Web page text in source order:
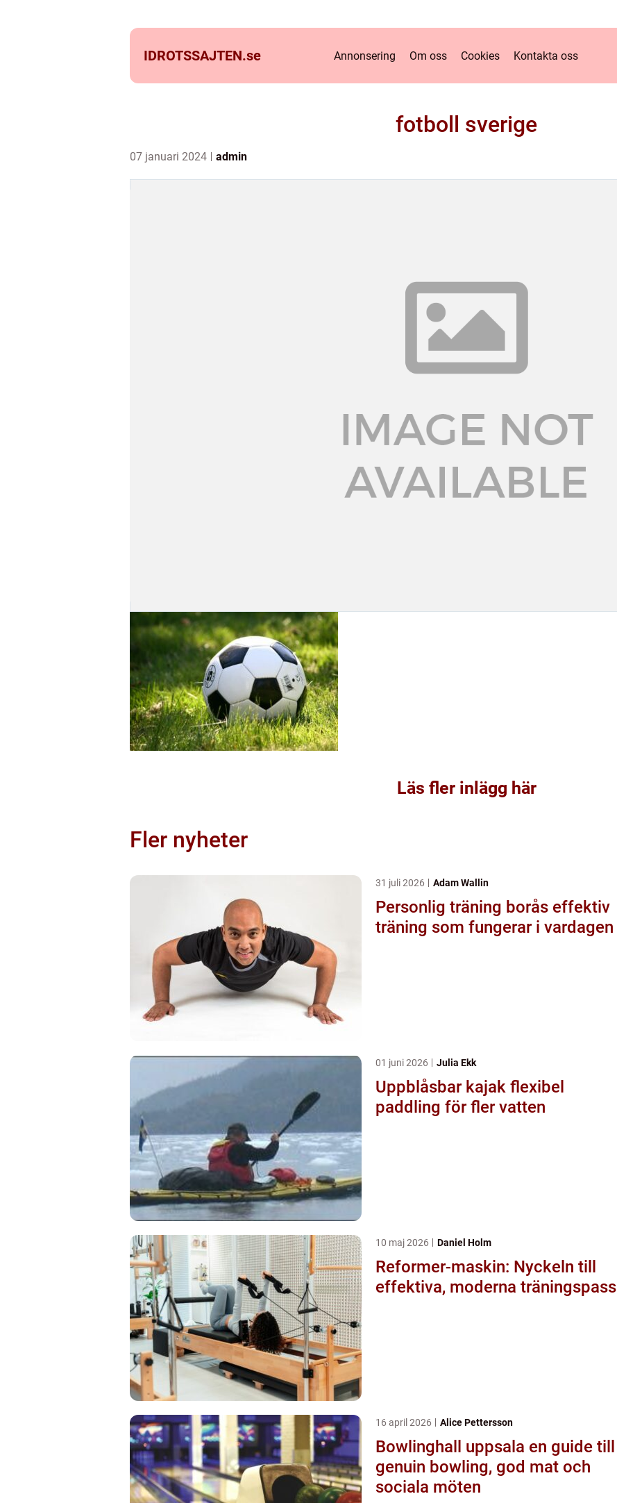
IDROTSSAJTEN.se Annonsering Om oss Cookies Kontakta oss
fotboll sverige
07 januari 2024 admin
Läs fler inlägg här
Fler nyheter
31 juli 2026 Adam Wallin
Personlig träning borås effektiv
träning som fungerar i vardagen
01 juni 2026 Julia Ekk
Uppblåsbar kajak flexibel
paddling för fler vatten
10 maj 2026 Daniel Holm
Reformer-maskin: Nyckeln till
effektiva, moderna träningspass
16 april 2026 Alice Pettersson
Bowlinghall uppsala en guide till
genuin bowling, god mat och
sociala möten